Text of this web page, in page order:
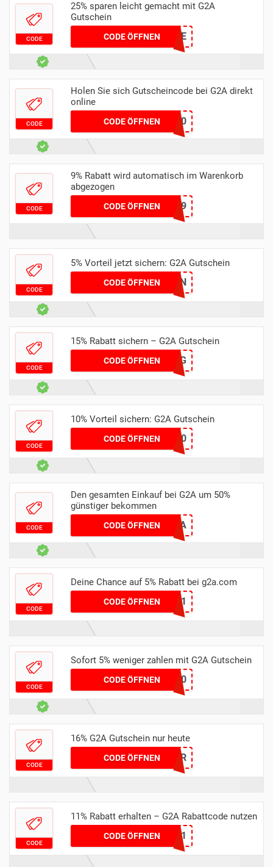
CODE
25% sparen leicht gemacht mit G2A
Gutschein
CODE ÖFFNEN HIVE
CODE
Holen Sie sich Gutscheincode bei G2A direkt
online
CODE ÖFFNEN
CREDITS7200
CODE
9% Rabatt wird automatisch im Warenkorb
abgezogen
CODE ÖFFNENXMAS9
CODE
5% Vorteil jetzt sichern: G2A Gutschein
CODE ÖFFNENSAVIN
CODE
15% Rabatt sichern – G2A Gutschein
CODE ÖFFNENG2ASPRING
CODE
10% Vorteil sichern: G2A Gutschein
CODE ÖFFNEN Y10
CODE
Den gesamten Einkauf bei G2A um 50%
günstiger bekommen
CODE ÖFFNEN
SLINKKXG2A
CODE
Deine Chance auf 5% Rabatt bei g2a.com
CODE ÖFFNENXMAS11
CODE
Sofort 5% weniger zahlen mit G2A Gutschein
CODE ÖFFNEN A10
CODE
16% G2A Gutschein nur heute
CODE ÖFFNENENTER
CODE
11% Rabatt erhalten – G2A Rabattcode nutzen
CODE ÖFFNEN
G2ADEALS11